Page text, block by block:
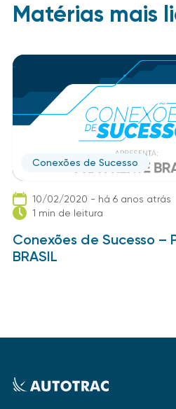
Matérias mais
Conexões de Sucesso
10/02/2020 - há 6 anos atrás
1 min de leitura
Conexões de Sucesso –
BRASIL